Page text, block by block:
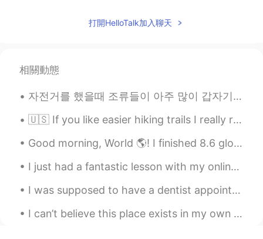
싶지 않아요 ㅋㅋㅋ 유튜브가 나요
자막 없이 보는 건 mission impossible이네
テー 2019.04.26 16:00
KR
요즘은 영어자막으로 보는데, 어려운 주제가
아니면 7-80% 정도, 완전 무자막이면 4-
50% 정도 되는 것 같아요.
Min 2019.04.26 15:26
KR FR
打開HelloTalk加入聊天
相關動態
자전거를 했을때 조류들이 아주 많이 갑자기 올라갔다. 내가 그렇게 무서운지 몰랐다 :) 제발 돌아와!! 예쁘게 보고싶다 ㅠㅠㅠ Zoom in for clear view o...
🇺🇸 If you like easier hiking trails I really recommend Snow Canyon State Park in Utah. In one da...
Good morning, World 🌎! I finished 8.6 glorious miles this morning!!! I think I have found my new...
I just had a fantastic lesson with my online students who I’ve been teaching for over 6 months no...
I was supposed to have a dentist appointment next week, but the dentist office called today and r...
I can’t believe this place exists in my own country. 😍 It is good to explore your own backyard! 🇬🇧